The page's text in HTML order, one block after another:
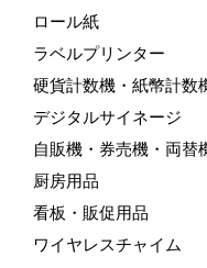
ロール紙
ラベルプリンター
硬貨計数機・紙幣計数
デジタルサイネージ
自販機・券売機・両替
厨房用品
看板・販促用品
ワイヤレスチャイム